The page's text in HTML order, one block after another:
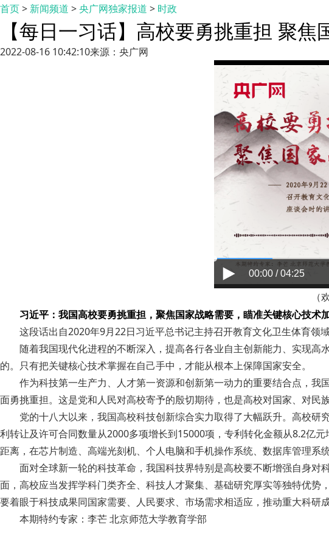
首页> 新闻频道 >央广网独家报道 > 时政
【每日一习话】高校要勇挑重担 聚焦
2022-08-16 10:42:10来源：央广网
00:00 / 04:25
（
习近平：我国高校要勇挑重担，聚焦国家战略需要，瞄准关键核心技术
这段话出自2020年9月22日习近平总书记主持召开教育文化卫生体育领
随着我国现代化进程的不断深入，提高各行各业自主创新能力、实现
的。只有把关键核心技术掌握在自己手中，才能从根本上保障国家安全。
作为科技第一生产力、人才第一资源和创新第一动力的重要结合点，
面勇挑重担。这是党和人民对高校寄予的殷切期待，也是高校对国家、对民
党的十八大以来，我国高校科技创新综合实力取得了大幅跃升。高校
利转让及许可合同数量从2000多项增长到15000项，专利转化金额从8.2亿
距离，在芯片制造、高端光刻机、个人电脑和手机操作系统、数据库管理系
面对全球新一轮的科技革命，我国科技界特别是高校要不断增强自身对
面，高校应当发挥学科门类齐全、科技人才聚集、基础研究厚实等独特优势
要着眼于科技成果同国家需要、人民要求、市场需求相适应，推动重大科研
本期特约专家：李芒 北京师范大学教育学部